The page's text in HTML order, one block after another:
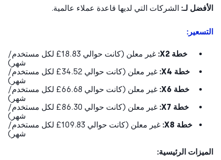
لـ:الشركات التي لديها قاعدة عملاء عالمية.
خطة X2:
غير معلن (كانت حوالي ‎£18.83‏ لكل مستخدم/
شهر)
خطة X4:
غير معلن (كانت حوالي ‎£34.52‏ لكل مستخدم/
شهر)
خطة X6:
غير معلن (كانت حوالي ‎£66.68‏ لكل مستخدم/
شهر)
خطة X7:
غير معلن (كانت حوالي ‎£86.30‏ لكل مستخدم/
شهر)
خطة X8:
غير معلن (كانت حوالي ‎£109.83‏ لكل مستخدم/
شهر)
الرئيسية: